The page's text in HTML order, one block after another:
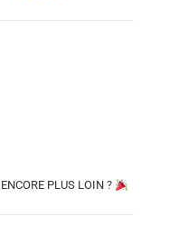
PLUS LOIN ?